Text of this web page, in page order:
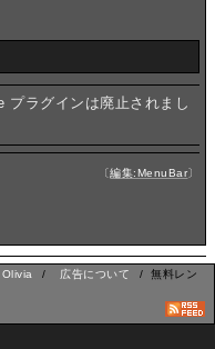
ラグインは廃止されまし
〔編集:MenuBar〕
Olivia / 広告について
/ 無料レン